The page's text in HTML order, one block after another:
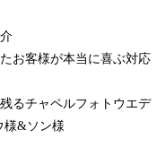
お客様が本当に喜ぶ対応
るチャペルフォトウエデ
様&ソン様